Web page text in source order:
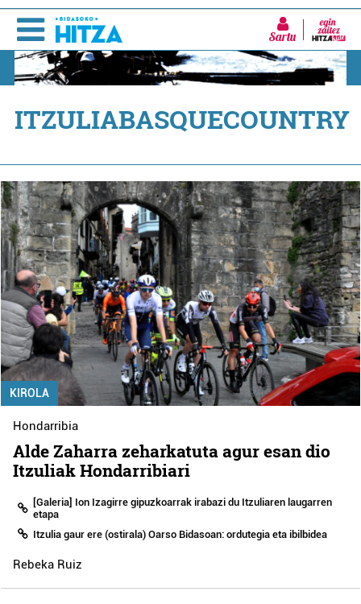
Sartu
ITZULIABASQUECOUNTRY
KIROLA
Hondarribia
Alde Zaharra zeharkatuta agur esan dio
Itzuliak Hondarribiari
[Galeria] Ion Izagirre gipuzkoarrak irabazi du Itzuliaren laugarren
etapa
Itzulia gaur ere (ostirala) Oarso Bidasoan: ordutegia eta ibilbidea
Rebeka Ruiz